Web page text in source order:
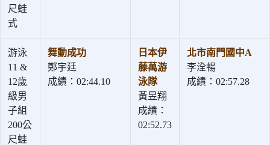
尺蛙
式
游泳
11 &
12歲
級男
子組
200公
尺蛙
舞動成功
鄭宇廷
成績：02:44.10
日本伊
藤萬游
泳隊
黃昱翔
成績：
02:52.73
北市南門國中A
李洤暢
成績：02:57.28